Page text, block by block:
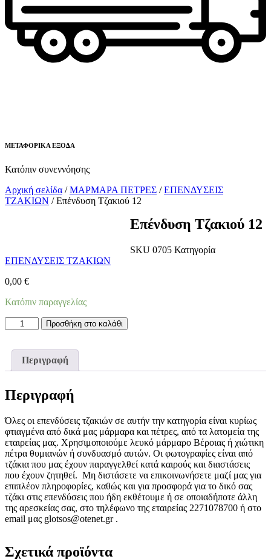
ΜΕΤΑΦΟΡΙΚΑ ΕΞΟΔΑ
Κατόπιν συνεννόησης
Αρχική σελίδα /ΜΑΡΜΑΡΑ ΠΕΤΡΕΣ /ΕΠΕΝΔΥΣΕΙΣ
ΤΖΑΚΙΩΝ / Επένδυση Τζακιού 12
Επένδυση Τζακιού 12
SKU0705Κατηγορία
ΕΠΕΝΔΥΣΕΙΣ ΤΖΑΚΙΩΝ
0,00 €
Κατόπιν παραγγελίας
Επένδυση
Τζακιού
ποσότητα
Προσθήκη στο καλάθι
Περιγραφή
Περιγραφή
Όλες οι επενδύσεις τζακιών σε αυτήν την κατηγορία είναι κυρίως
φτιαγμένα από δικά μας μάρμαρα και πέτρες, από τα λατομεία της
εταιρείας μας. Χρησιμοποιούμε λευκό μάρμαρο Βέροιας ή χιώτικη
πέτρα θυμιανών ή συνδυασμό αυτών. Οι φωτογραφίες είναι από
τζάκια που μας έχουν παραγγελθεί κατά καιρούς και διαστάσεις
που έχουν ζητηθεί. Μη διστάσετε να επικοινωνήσετε μαζί μας για
επιπλέον πληροφορίες, καθώς και για προσφορά για το δικό σας
τζάκι στις επενδύσεις που ήδη εκθέτουμε ή σε οποιαδήποτε άλλη
της αρεσκείας σας, στο τηλέφωνο της εταιρείας 2271078700 ή στο
email μας glotsos@otenet.gr .
Σχετικά προϊόντα